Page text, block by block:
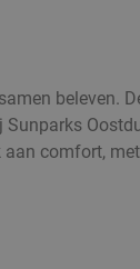
beleven.
comfort,